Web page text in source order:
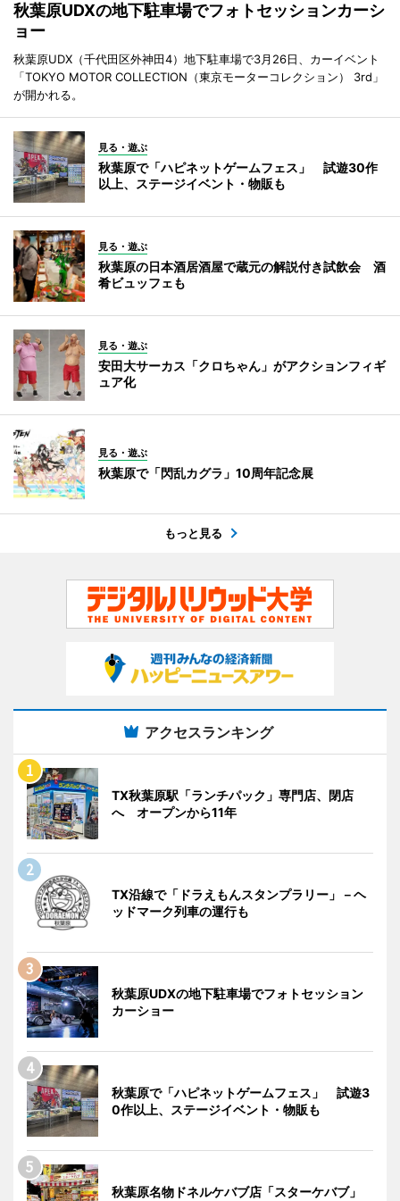
秋葉原UDXの地下駐車場でフォトセッションカーシ
ョー
秋葉原UDX（千代田区外神田4）地下駐車場で3月26日、カーイベント
「TOKYO MOTOR COLLECTION（東京モーターコレクション） 3rd」
が開かれる。
見る・遊ぶ
秋葉原で「ハピネットゲームフェス」 試遊30作
以上、ステージイベント・物販も
見る・遊ぶ
秋葉原の日本酒居酒屋で蔵元の解説付き試飲会 酒
肴ビュッフェも
見る・遊ぶ
安田大サーカス「クロちゃん」がアクションフィギ
ュア化
見る・遊ぶ
秋葉原で「閃乱カグラ」10周年記念展
もっと見る
アクセスランキング
TX秋葉原駅「ランチパック」専門店、閉店
へ オープンから11年
TX沿線で「ドラえもんスタンプラリー」－ヘ
ッドマーク列車の運行も
秋葉原UDXの地下駐車場でフォトセッション
カーショー
秋葉原で「ハピネットゲームフェス」 試遊3
0作以上、ステージイベント・物販も
秋葉原名物ドネルケバブ店「スターケバブ」